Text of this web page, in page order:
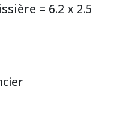
= 6.2 x 2.5